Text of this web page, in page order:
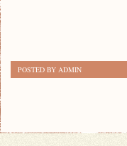
POSTED BY ADMIN